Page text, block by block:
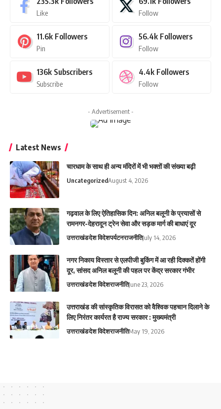
Like Follow
11.6k Followers
Pin
56.4k Followers
Follow
136k Subscribers
Subscribe
4.4k Followers
Follow
- Advertisement -
Latest News
चारधाम के साथ ही अन्य मंदिरों में भी भक्तों की संख्या बढ़ी
UncategorizedAugust 4, 2026
गढ़वाल के लिए ऐतिहासिक दिन: अनिल बलूनी के प्रयासों से
रामनगर-देहरादून ट्रेन सेवा और सड़क मार्ग की बाधाएं दूर
उत्तराखंडदेश विदेशपर्यटनराजनीतिJuly 14, 2026
नगर निकाय विस्तार से एलपीजी बुकिंग में आ रही दिक्कतें होंगी
दूर, सांसद अनिल बलूनी की पहल पर केंद्र सरकार गंभीर
उत्तराखंडदेश विदेशराजनीतिJune 23, 2026
उत्तराखंड की सांस्कृतिक विरासत को वैश्विक पहचान दिलाने के
लिए निरंतर कार्यरत है राज्य सरकार : मुख्यमंत्री
उत्तराखंडदेश विदेशराजनीतिMay 19, 2026